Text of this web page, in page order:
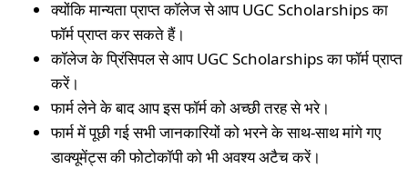
क्योंकि मान्यता प्राप्त कॉलेज से आप UGC Scholarships का
फॉर्म प्राप्त कर सकते हैं।
कॉलेज के प्रिंसिपल से आप UGC Scholarships का फॉर्म प्राप्त
करें।
फार्म लेने के बाद आप इस फॉर्म को अच्छी तरह से भरे।
फार्म में पूछी गई सभी जानकारियों को भरने के साथ-साथ मांगे गए
डाक्यूमेंट्स की फोटोकॉपी को भी अवश्य अटैच करें।